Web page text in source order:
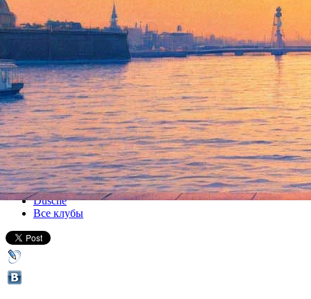
Milwaukee Wildmen
17 сентября 2011, суббота,19.00
Версия для печати
Все концерты
Dusche
Все клубы